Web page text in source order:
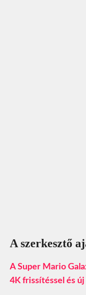
A szerkesztő
A Super Mario
4K frissítéssel és